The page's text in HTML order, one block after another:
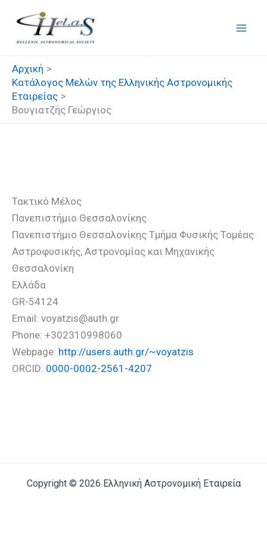
στο
περιεχόμενο
Αρχική
Κατάλογος Μελών της Ελληνικής Αστρονομικής
Εταιρείας
Βουγιατζής Γεώργιος
Τακτικό Μέλος
Πανεπιστήμιο Θεσσαλονίκης
Πανεπιστήμιο Θεσσαλονίκης Τμήμα Φυσικής Τομέας
Αστροφυσικής, Αστρονομίας και Μηχανικής
Θεσσαλονίκη
Ελλάδα
GR-54124
Email: voyatzis@auth.gr
Phone: +302310998060
Webpage: http://users.auth.gr/~voyatzis
ORCID: 0000-0002-2561-4207
Copyright © 2026 Ελληνική Αστρονομική Εταιρεία